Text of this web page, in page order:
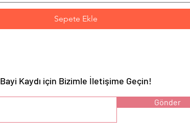
Sepete Ekle
Bayi Kaydı için Bizimle İletişime Geçin!
Gönder